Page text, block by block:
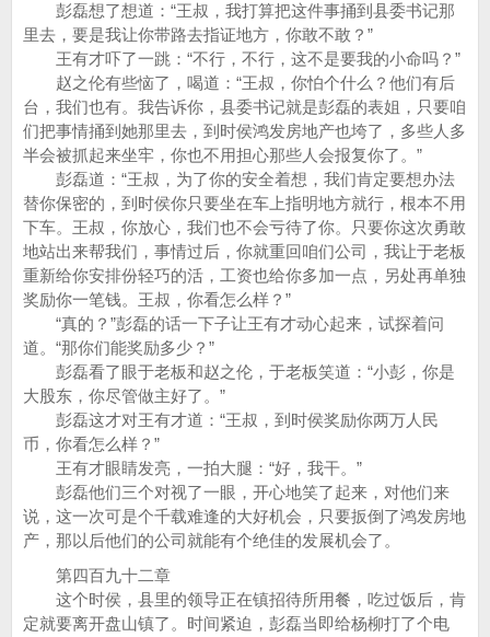
彭磊想了想道：“王叔，我打算把这件事捅到县委书记那
里去，要是我让你带路去指证地方，你敢不敢？”
王有才吓了一跳：“不行，不行，这不是要我的小命吗？”
赵之伦有些恼了，喝道：“王叔，你怕个什么？他们有后
台，我们也有。我告诉你，县委书记就是彭磊的表姐，只要咱
们把事情捅到她那里去，到时侯鸿发房地产也垮了，多些人多
半会被抓起来坐牢，你也不用担心那些人会报复你了。”
彭磊道：“王叔，为了你的安全着想，我们肯定要想办法
替你保密的，到时侯你只要坐在车上指明地方就行，根本不用
下车。王叔，你放心，我们也不会亏待了你。只要你这次勇敢
地站出来帮我们，事情过后，你就重回咱们公司，我让于老板
重新给你安排份轻巧的活，工资也给你多加一点，另处再单独
奖励你一笔钱。王叔，你看怎么样？”
“真的？”彭磊的话一下子让王有才动心起来，试探着问
道。“那你们能奖励多少？”
彭磊看了眼于老板和赵之伦，于老板笑道：“小彭，你是
大股东，你尽管做主好了。”
彭磊这才对王有才道：“王叔，到时侯奖励你两万人民
币，你看怎么样？”
王有才眼睛发亮，一拍大腿：“好，我干。”
彭磊他们三个对视了一眼，开心地笑了起来，对他们来
说，这一次可是个千载难逢的大好机会，只要扳倒了鸿发房地
产，那以后他们的公司就能有个绝佳的发展机会了。
第四百九十二章
这个时侯，县里的领导正在镇招待所用餐，吃过饭后，肯
定就要离开盘山镇了。时间紧迫，彭磊当即给杨柳打了个电